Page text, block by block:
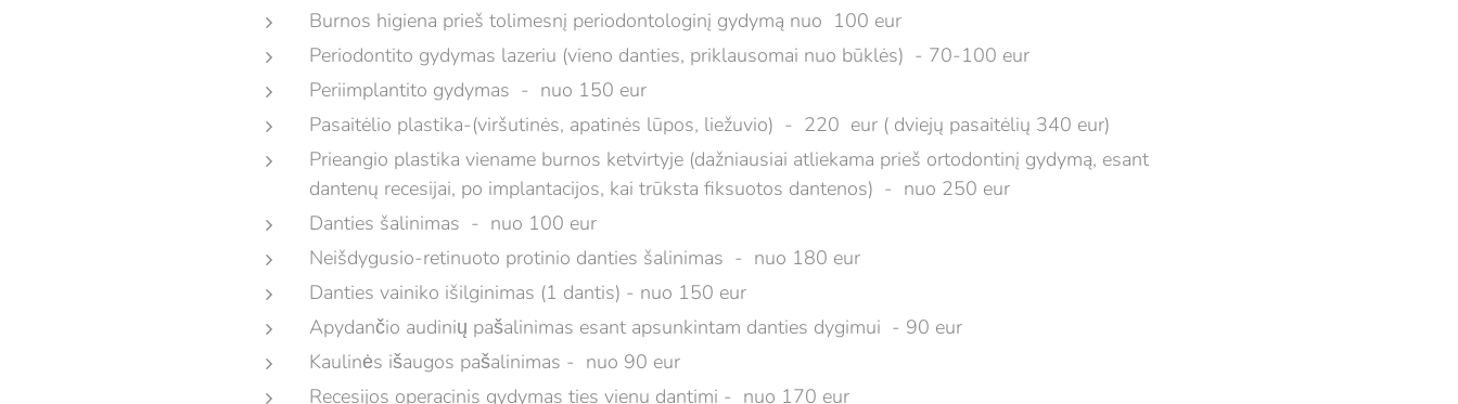
Burnos higiena prieš tolimesnį periodontologinį gydymą nuo 100 eur
Periodontito gydymas lazeriu (vieno danties, priklausomai nuo būklės) - 70-100 eur
Periimplantito gydymas - nuo 150 eur
Pasaitėlio plastika-(viršutinės, apatinės lūpos, liežuvio) - 220 eur ( dviejų pasaitėlių 340 eur)
Prieangio plastika viename burnos ketvirtyje (dažniausiai atliekama prieš ortodontinį gydymą, esant
dantenų recesijai, po implantacijos, kai trūksta fiksuotos dantenos) - nuo 250 eur
Danties šalinimas - nuo 100 eur
Neišdygusio-retinuoto protinio danties šalinimas - nuo 180 eur
Danties vainiko išilginimas (1 dantis) - nuo 150 eur
Apydančio audinių pašalinimas esant apsunkintam danties dygimui - 90 eur
Kaulinės išaugos pašalinimas - nuo 90 eur
Recesijos operacinis gydymas ties vienu dantimi - nuo 170 eur